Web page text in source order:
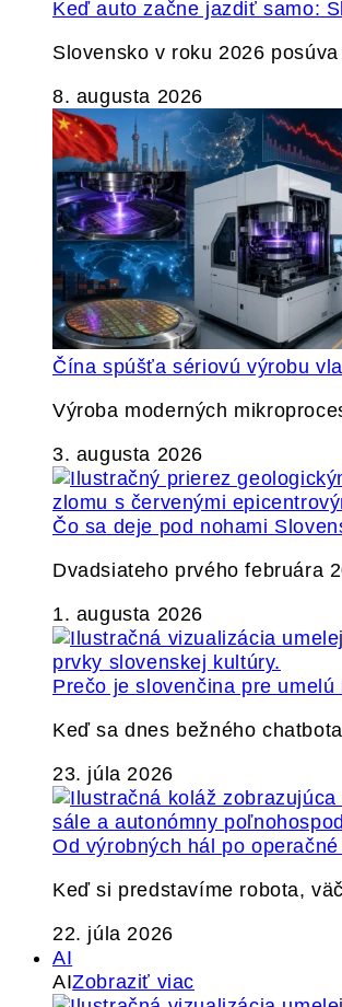
Keď auto začne jazdiť samo:
Slovensko v roku 2026
8. augusta 2026
Čína spúšťa sériovú výrobu
Výroba moderných
3. augusta 2026
Čo sa deje pod nohami
Dvadsiateho prvého februára
1. augusta 2026
Prečo je slovenčina pre
Keď sa dnes bežného
23. júla 2026
Od výrobných hál po
Keď si predstavíme robota,
22. júla 2026
AI
AIZobraziť viac